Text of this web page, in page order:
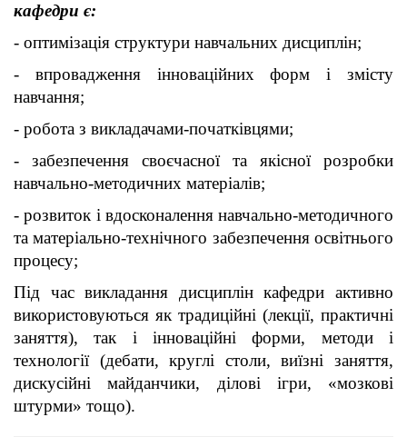
кафедри є:
- оптимізація структури навчальних дисциплін;
- впровадження інноваційних форм і змісту
навчання;
- робота з викладачами-початківцями;
- забезпечення своєчасної та якісної розробки
навчально-методичних матеріалів;
- розвиток і вдосконалення навчально-методичного
та матеріально-технічного забезпечення освітнього
процесу;
Під час викладання дисциплін кафедри активно
використовуються як традиційні (лекції, практичні
заняття), так і інноваційні форми, методи і
технології (дебати, круглі столи, виїзні заняття,
дискусійні майданчики, ділові ігри, «мозкові
штурми» тощо).